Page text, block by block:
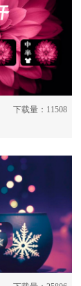
下载量：11508